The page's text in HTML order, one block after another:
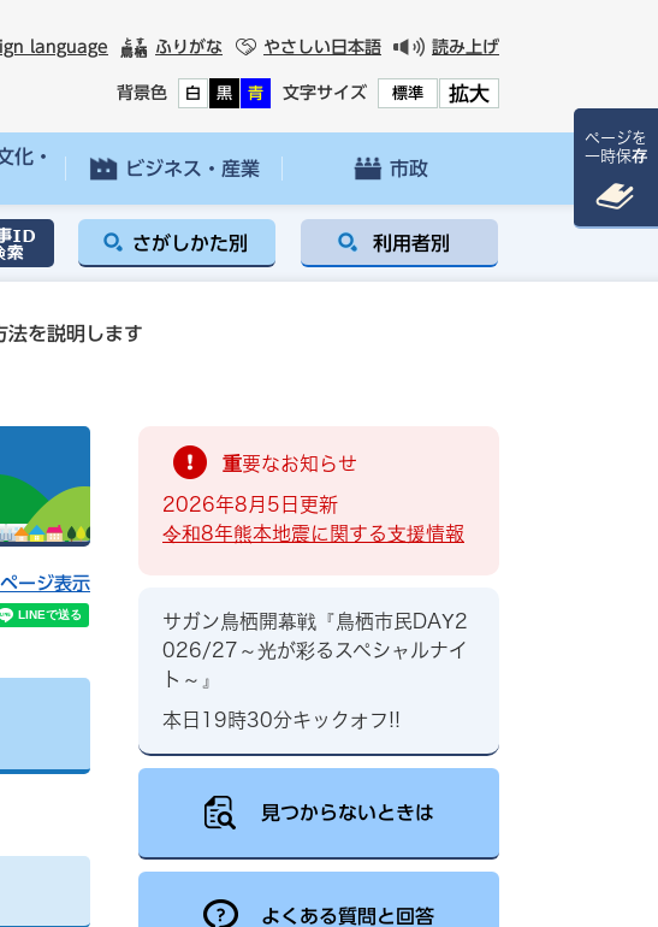
language ふりがな やさしい日本語 読み上げ
背景色 白 黒 青 文字サイズ 標準 拡大
化・
ビジネス・産業 市政
さがしかた別 利用者別
法を説明します
ージ表示
重要なお知らせ
2026年8月5日更新
令和8年熊本地震に関する支援情報
サガン鳥栖開幕戦『鳥栖市民DAY2
026/27～光が彩るスペシャルナイ
ト～』
本日19時30分キックオフ!!
見つからないときは
よくある質問と回答
ページを
一時保存